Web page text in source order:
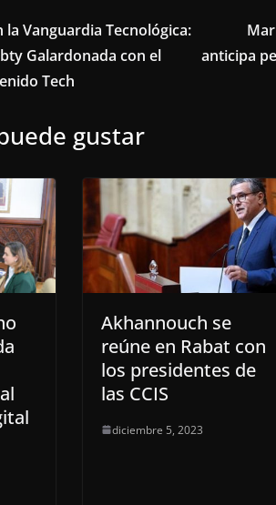
Vanguardia Tecnológica:
Galardonada con el
Tech
anticipa
gustar
Akhannouch se
reúne en Rabat con
los presidentes de
las CCIS
diciembre 5, 2023